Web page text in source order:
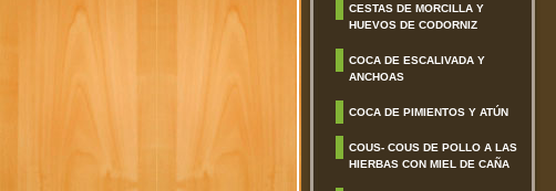
CESTAS DE MORCILLA Y
HUEVOS DE CODORNIZ
COCA DE ESCALIVADA Y
ANCHOAS
COCA DE PIMIENTOS Y ATÚN
COUS- COUS DE POLLO A LAS
HIERBAS CON MIEL DE CAÑA